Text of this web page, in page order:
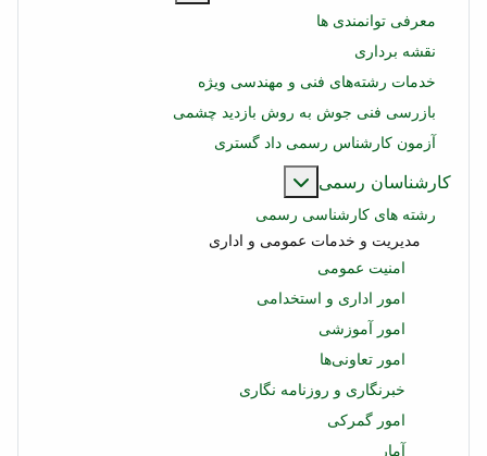
ویژه
بازدید چشمی
گستری
درباره: کارشناسان رسمی